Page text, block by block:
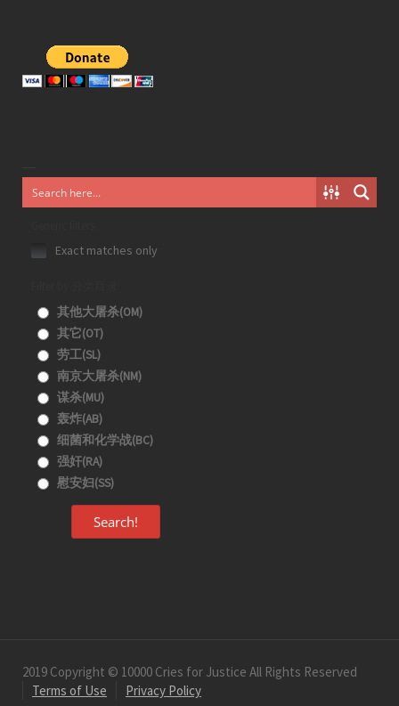
Exact matches only
其他大屠杀(OM)
其它(OT)
劳工(SL)
南京大屠杀(NM)
谋杀(MU)
轰炸(AB)
细菌和化学战(BC)
强奸(RA)
慰安妇(SS)
Search!
2019 Copyright © 10000 Cries for Justice All Rights Reserved
Terms of Use
Privacy Policy